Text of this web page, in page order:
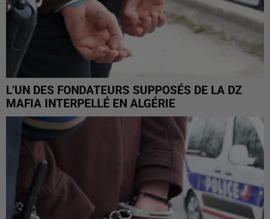
L’UN DES FONDATEURS SUPPOSÉS DE LA DZ
MAFIA INTERPELLÉ EN ALGÉRIE